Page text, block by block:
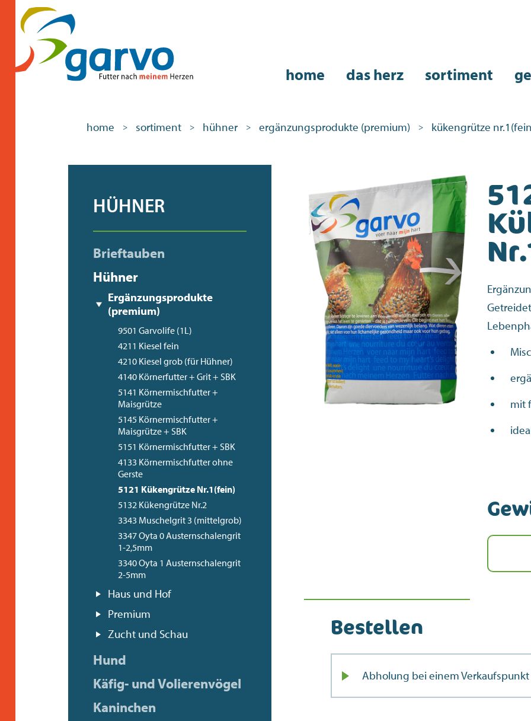
home das herz sortiment
home > sortiment > hühner > ergänzungsprodukte (premium) > kükengrütze
HÜHNER
Brieftauben
Hühner
Ergänzungsprodukte
(premium)
9501 Garvolife (1L)
4211 Kiesel fein
4210 Kiesel grob (für Hühner)
4140 Körnerfutter + Grit + SBK
5141 Körnermischfutter +
Maisgrütze
5145 Körnermischfutter +
Maisgrütze + SBK
5151 Körnermischfutter + SBK
4133 Körnermischfutter ohne
Gerste
5121 Kükengrütze Nr.1(fein)
5132 Kükengrütze Nr.2
3343 Muschelgrit 3 (mittelgrob)
3347 Oyta 0 Austernschalengrit
1-2,5mm
3340 Oyta 1 Austernschalengrit
2-5mm
Haus und Hof
Premium
Zucht und Schau
Hund
Käfig- und Volierenvögel
Kaninchen
mit
Bestellen
Abholung bei einem